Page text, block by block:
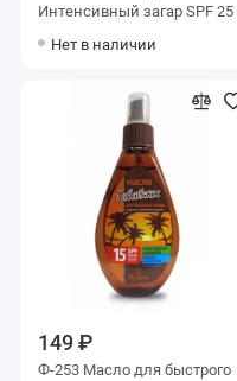
Интенсивный загар SPF 25
Нет в наличии
149 ₽
Ф-253 Масло для быстрого